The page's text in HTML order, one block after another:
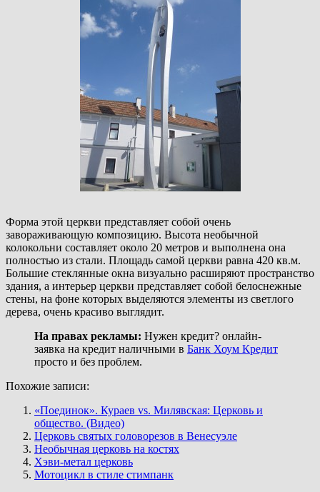
Форма этой церкви представляет собой очень
завораживающую композицию. Высота необычной
колокольни составляет около 20 метров и выполнена она
полностью из стали. Площадь самой церкви равна 420 кв.м.
Большие стеклянные окна визуально расширяют пространство
здания, а интерьер церкви представляет собой белоснежные
стены, на фоне которых выделяются элементы из светлого
дерева, очень красиво выглядит.
На правах рекламы: Нужен кредит? онлайн-
заявка на кредит наличными в Банк Хоум Кредит
просто и без проблем.
Похожие записи:
«Поединок». Кураев vs. Милявская: Церковь и
общество. (Видео)
Церковь святых головорезов в Венесуэле
Необычная церковь на костях
Хэви-метал церковь
Мотоцикл в стиле стимпанк